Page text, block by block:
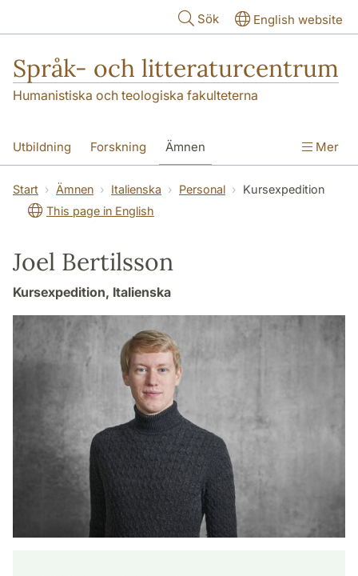
Sök English website
Språk- och litteraturcentrum
Humanistiska och teologiska fakulteterna
Utbildning Forskning Ämnen
SOL-husen Kontakt Institutionen
översättning till svenska
Mer
Start Ämnen Italienska Personal
Kursexpedition
This page in English
Joel Bertilsson
Kursexpedition, Italienska